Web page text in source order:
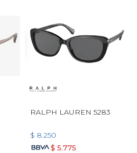
RALPH LAUREN 5283
$ 8.250
$ 5.775